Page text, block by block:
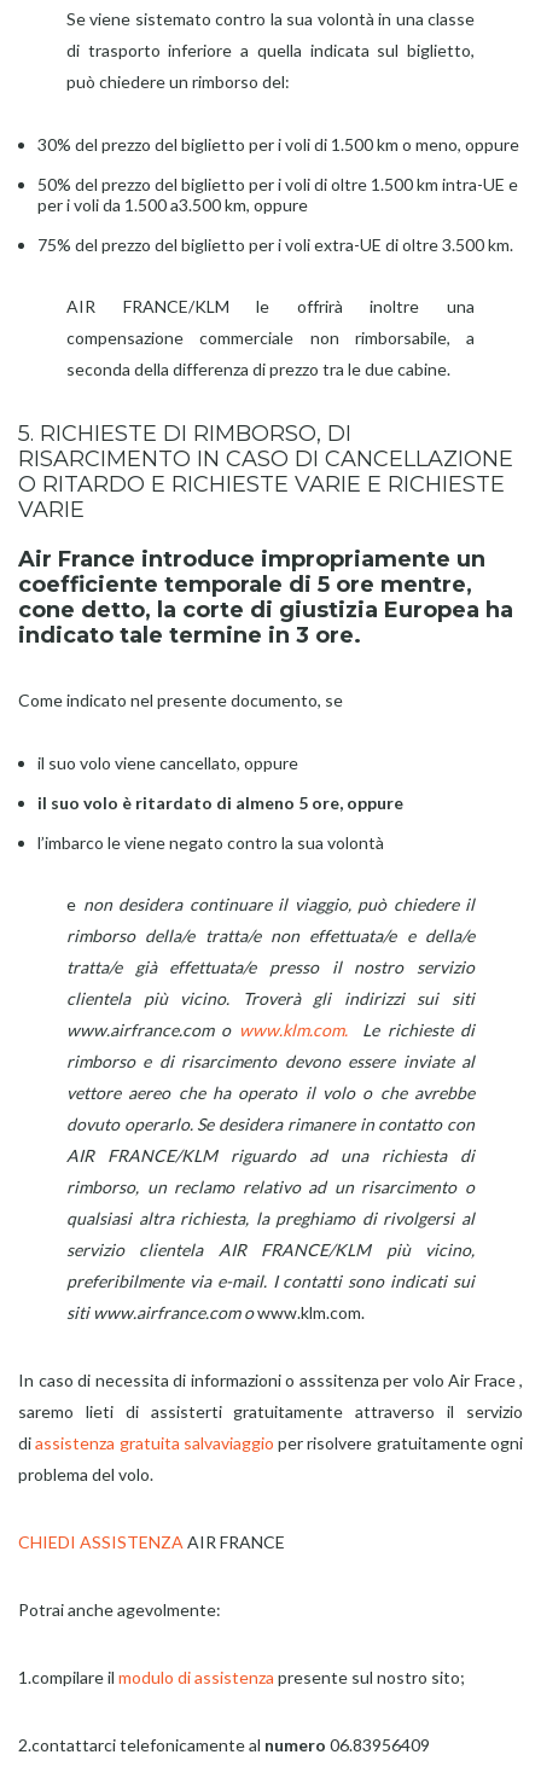
Se viene sistemato contro la sua volontà in una classe
di trasporto inferiore a quella indicata sul biglietto,
può chiedere un rimborso del:
30% del prezzo del biglietto per i voli di 1.500 km o meno, oppure
50% del prezzo del biglietto per i voli di oltre 1.500 km intra-UE e
per i voli da 1.500 a3.500 km, oppure
75% del prezzo del biglietto per i voli extra-UE di oltre 3.500 km.
AIR FRANCE/KLM le offrirà inoltre una
compensazione commerciale non rimborsabile, a
seconda della differenza di prezzo tra le due cabine.
5. RICHIESTE DI RIMBORSO, DI
RISARCIMENTO IN CASO DI CANCELLAZIONE
O RITARDO E RICHIESTE VARIE E RICHIESTE
VARIE
Air France introduce impropriamente un
coefficiente temporale di 5 ore mentre,
cone detto, la corte di giustizia Europea ha
indicato tale termine in 3 ore.
Come indicato nel presente documento, se
il suo volo viene cancellato, oppure
il suo volo è ritardato di almeno 5 ore, oppure
l’imbarco le viene negato contro la sua volontà
e non desidera continuare il viaggio, può chiedere il
rimborso della/e tratta/e non effettuata/e e della/e
tratta/e già effettuata/e presso il nostro servizio
clientela più vicino. Troverà gli indirizzi sui siti
www.airfrance.com o www.klm.com.
Le richieste di
rimborso e di risarcimento devono essere inviate al
vettore aereo che ha operato il volo o che avrebbe
dovuto operarlo. Se desidera rimanere in contatto con
AIR FRANCE/KLM riguardo ad una richiesta di
rimborso, un reclamo relativo ad un risarcimento o
qualsiasi altra richiesta, la preghiamo di rivolgersi al
servizio clientela AIR FRANCE/KLM più vicino,
preferibilmente via e-mail. I contatti sono indicati sui
siti www.airfrance.com owww.klm.com.
In caso di necessita di informazioni o asssitenza per volo Air Frace ,
saremo lieti di assisterti gratuitamente attraverso il servizio
diassistenza gratuita salvaviaggio per risolvere gratuitamente ogni
problema del volo.
CHIEDI ASSISTENZA AIR FRANCE
Potrai anche agevolmente:
1.compilare il modulo di assistenza presente sul nostro sito;
2.contattarci telefonicamente al numero 06.83956409